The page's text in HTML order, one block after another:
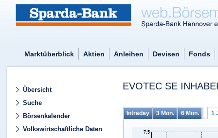
Marktüberblick Aktien Anleihen Devisen Fonds
Übersicht
Suche
Börsenkalender
Volkswirtschaftliche Daten
EVOTEC SE
Intraday 3 Mon. 6 Mon. 1